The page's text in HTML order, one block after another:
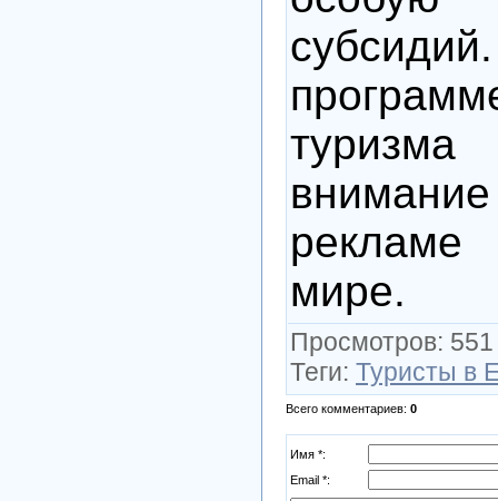
мире.
Просмотров:
Теги: Туристы в
Всего комментариев: 0
Имя *:
Email *: